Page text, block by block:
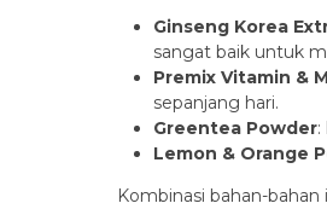
Ginseng Korea
sangat baik untuk
Premix Vitamin &
sepanjang hari.
Greentea Powder
Lemon & Orange
Kombinasi bahan-